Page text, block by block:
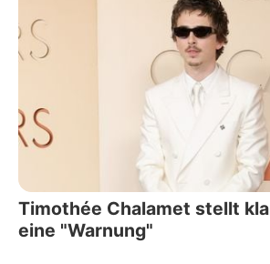
Timothée Chalamet stellt
eine "Warnung"